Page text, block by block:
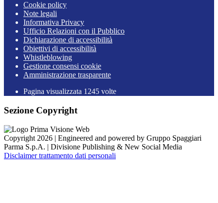
Cookie policy
Note legali
Informativa Privacy
Ufficio Relazioni con il Pubblico
Dichiarazione di accessibilità
Obiettivi di accessibilità
Whistleblowing
Gestione consensi cookie
Amministrazione trasparente
Pagina visualizzata 1245 volte
Sezione Copyright
Copyright 2026 | Engineered and powered by Gruppo Spaggiari
Parma S.p.A. | Divisione Publishing & New Social Media
Disclaimer trattamento dati personali